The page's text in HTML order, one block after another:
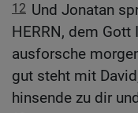
12 Und Jonatan
HERRN, dem
ausforsche
gut steht mit
hinsende zu dir